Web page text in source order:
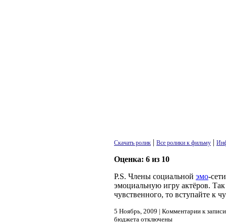
Скачать ролик | Все ролики к фильму |
Оценка: 6 из 10
P.S. Члены социальной эмо-
эмоциальную игру актёров.
чувственного, то вступайте к
5 Ноябрь, 2009 | Комментарии к
бюджета отключены